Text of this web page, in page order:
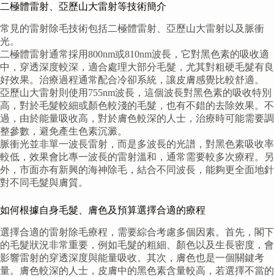
二極體雷射、亞歷山大雷射等技術簡介
常見的雷射除毛技術包括二極體雷射、亞歷山大雷射以及脈衝
光。
二極體雷射通常採用800nm或810nm波長，它對黑色素的吸收適
中，穿透深度較深，適合處理大部分毛髮，尤其對粗硬毛髮有良
好效果。治療過程通常配合冷卻系統，讓皮膚感覺比較舒適。
亞歷山大雷射則使用755nm波長，這個波長對黑色素的吸收特別
高，對於毛髮較細或顏色較淺的毛髮，也有不錯的去除效果。不
過，由於能量吸收高，對於膚色較深的人士，治療時可能需要調
整參數，避免產生色素沉澱。
脈衝光並非單一波長雷射，而是多波長的光譜，對黑色素吸收率
較低，效果會比專一波長的雷射溫和，通常需要較多次療程。另
外，市面亦有新興的海神除毛，結合不同波長，能夠更全面地針
對不同毛髮與膚質。
如何根據自身毛髮、膚色及預算選擇合適的療程
選擇合適的雷射除毛療程，需要綜合考慮多個因素。首先，閣下
的毛髮狀況非常重要，例如毛髮的粗細、顏色以及生長密度，會
影響雷射的穿透深度與能量吸收。其次，膚色也是一個關鍵考
量。膚色較深的人士，皮膚中的黑色素含量較高，若選擇不當的